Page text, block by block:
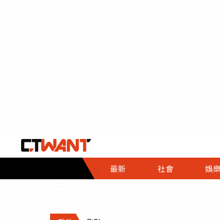
::: 最新 社會
社會首頁
時事
調查
娛樂
娛樂首頁
即時
財經首頁
熱線
政